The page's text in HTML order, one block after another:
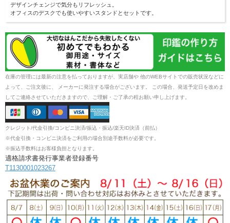
デザインチェンジで気分もリフレッシュ。
オフィスのデスクでも使いやすいスタンドとセットです。
在庫の管理には最新の注意を払っておりますが、実店舗や 他のWEBサイトでの販売状況などに
よって、ご注文後に、 メーカーに発注する場合がございます。 この場合、発送予定日を改めま
してご連絡させていただきますので、ご理解・ご了承の程お願い申し上げます。
クレジット/代金引換/コンビニ決済/振込・振込/楽天ID決済（前払）
※代金引換・コンビニ決済をご利用の場合別途手数料が必要です。
※振込手数料はお客様負担となります。
適格請求書発行事業者登録番号
T1130001023267